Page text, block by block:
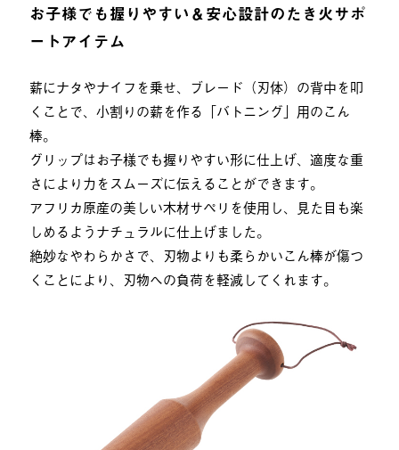
お子様でも握りやすい＆安心設計のたき火サポ
ートアイテム
薪にナタやナイフを乗せ、ブレード（刃体）の背中を叩
くことで、小割りの薪を作る「バトニング」用のこん
棒。
グリップはお子様でも握りやすい形に仕上げ、適度な重
さにより力をスムーズに伝えることができます。
アフリカ原産の美しい木材サペリを使用し、見た目も楽
しめるようナチュラルに仕上げました。
絶妙なやわらかさで、刃物よりも柔らかいこん棒が傷つ
くことにより、刃物への負荷を軽減してくれます。